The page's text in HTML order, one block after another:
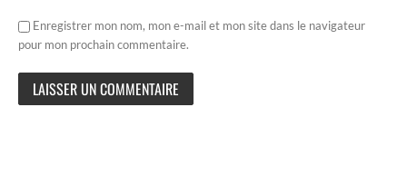
Enregistrer mon nom, mon e-mail et mon site dans le navigateur
pour mon prochain commentaire.